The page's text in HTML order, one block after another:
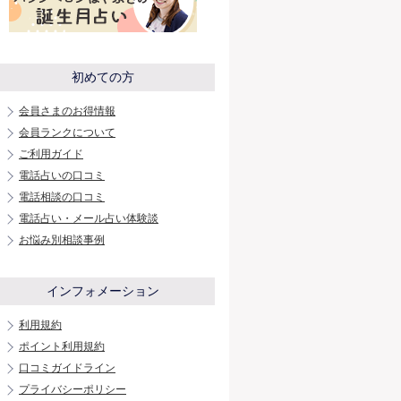
初めての方
会員さまのお得情報
会員ランクについて
ご利用ガイド
電話占いの口コミ
電話相談の口コミ
電話占い・メール占い体験談
お悩み別相談事例
インフォメーション
利用規約
ポイント利用規約
口コミガイドライン
プライバシーポリシー